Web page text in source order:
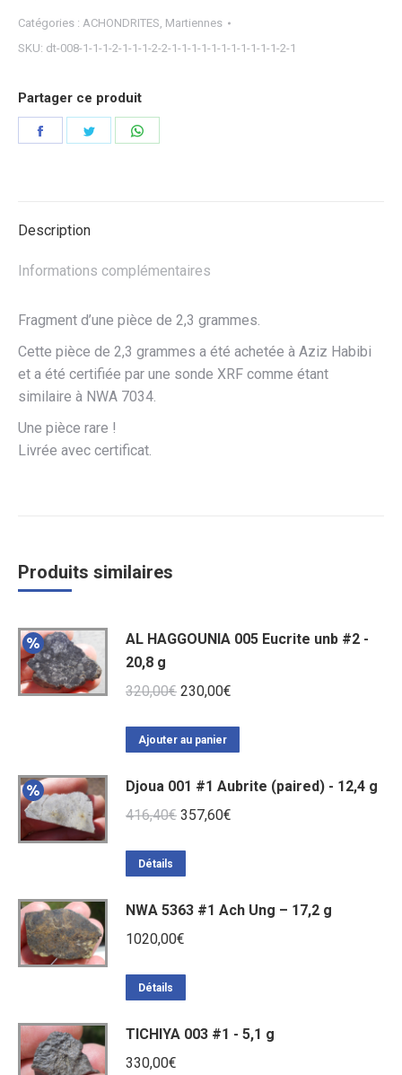
Catégories : ACHONDRITES Martiennes
SKU: dt-008-1-1-1-2-1-1-1-2-2-1-1-1-1-1-1-1-1-1-1-1-2-1
Partager ce produit
Partager Partager
Description
Informations complémentaires
Fragment d’une pièce de 2,3 grammes.
Cette pièce de 2,3 grammes a été achetée à Aziz Habibi
et a été certifiée par une sonde XRF comme étant
similaire à NWA 7034.
Une pièce rare !
Livrée avec certificat.
Produits similaires
AL HAGGOUNIA 005 Eucrite unb #2 -
20,8 g
320,00€ Le
initial
320,00€.
230,00€
230,00€.
Ajouter au panier
Djoua 001 #1 Aubrite (paired) - 12,4 g
416,40€ Le
416,40€.
357,60€
357,60€.
Détails
NWA 5363 #1 Ach Ung – 17,2 g
1020,00€
Détails
TICHIYA 003 #1 - 5,1 g
330,00€